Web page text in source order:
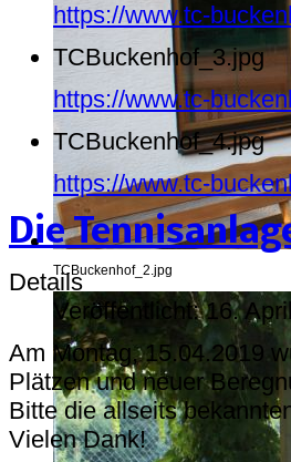
TCBuckenhof_2.jpg
https://www.tc-
TCBuckenhof_3.jpg
https://www.tc-
TCBuckenhof_4.jpg
https://www.tc-
Die
Details
Veröffentlicht: 16.
Am Montag, 15.04.2019
Plätzen und neuer
Bitte die allseits
Vielen Dank!